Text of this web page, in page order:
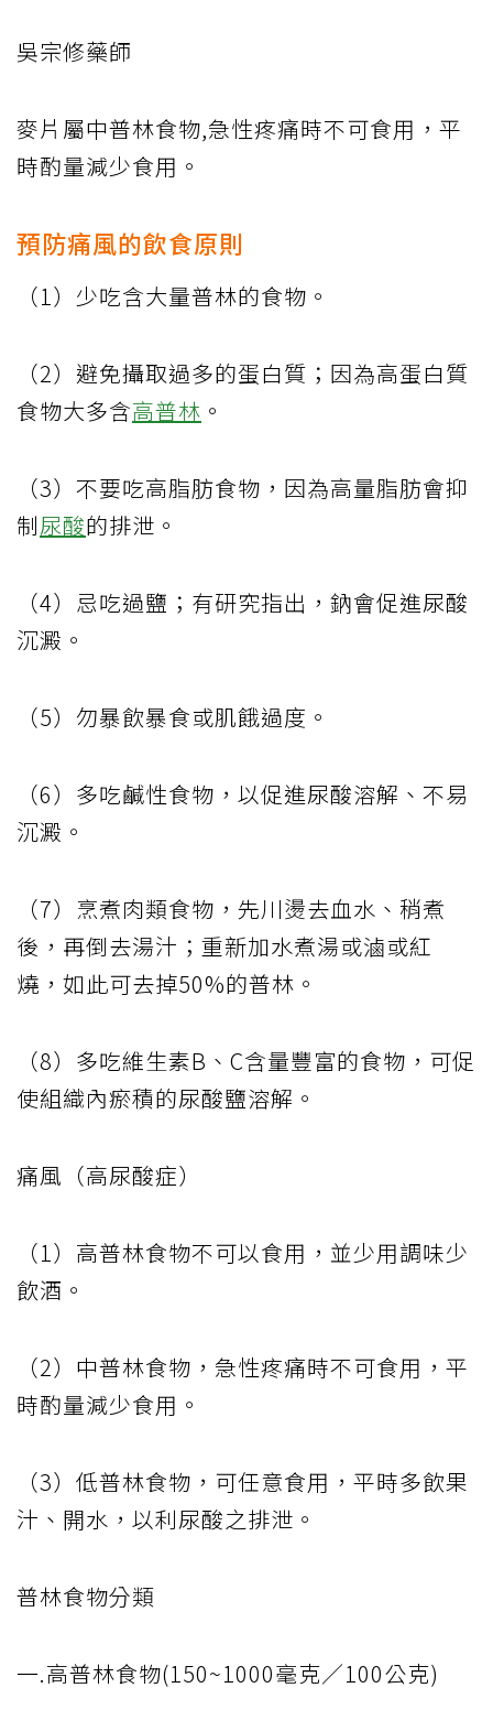
吳宗修藥師
麥片屬中普林食物,急性疼痛時不可食用，平
時酌量減少食用。
預防痛風的飲食原則
（1）少吃含大量普林的食物。
（2）避免攝取過多的蛋白質；因為高蛋白質
食物大多含高普林 。
（3）不要吃高脂肪食物，因為高量脂肪會抑
制尿酸的排泄。
（4）忌吃過鹽；有研究指出，鈉會促進尿酸
沉澱。
（5）勿暴飲暴食或肌餓過度。
（6）多吃鹹性食物，以促進尿酸溶解、不易
沉澱。
（7）烹煮肉類食物，先川燙去血水、稍煮
後，再倒去湯汁；重新加水煮湯或滷或紅
燒，如此可去掉50%的普林。
（8）多吃維生素B、C含量豐富的食物，可促
使組織內瘀積的尿酸鹽溶解。
痛風（高尿酸症）
（1）高普林食物不可以食用，並少用調味少
飲酒。
（2）中普林食物，急性疼痛時不可食用，平
時酌量減少食用。
（3）低普林食物，可任意食用，平時多飲果
汁、開水，以利尿酸之排泄。
普林食物分類
一.高普林食物(150~1000毫克／100公克)